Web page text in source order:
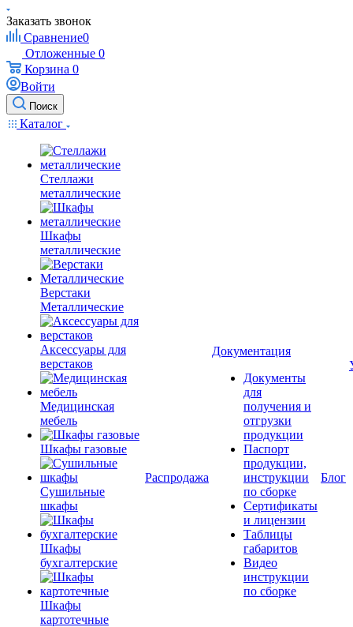
Заказать звонок
Сравнение0
Отложенные 0
Корзина 0
Войти
Поиск
Каталог
Стеллажи
металлические
Шкафы
металлические
Верстаки
Металлические
Аксессуары для
верстаков
Медицинская
мебель
Шкафы газовые
Сушильные
шкафы
Шкафы
бухгалтерские
Шкафы
картотечные
Распродажа
Документация
Документы
для
получения и
отгрузки
продукции
Паспорт
продукции,
инструкции
по сборке
Сертификаты
и лицензии
Таблицы
габаритов
Видео
инструкции
по сборке
Блог